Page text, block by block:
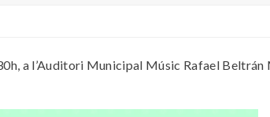
a l’Auditori Municipal Músic Rafael